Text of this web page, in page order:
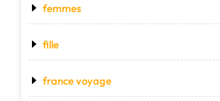
femmes
fille
france voyage